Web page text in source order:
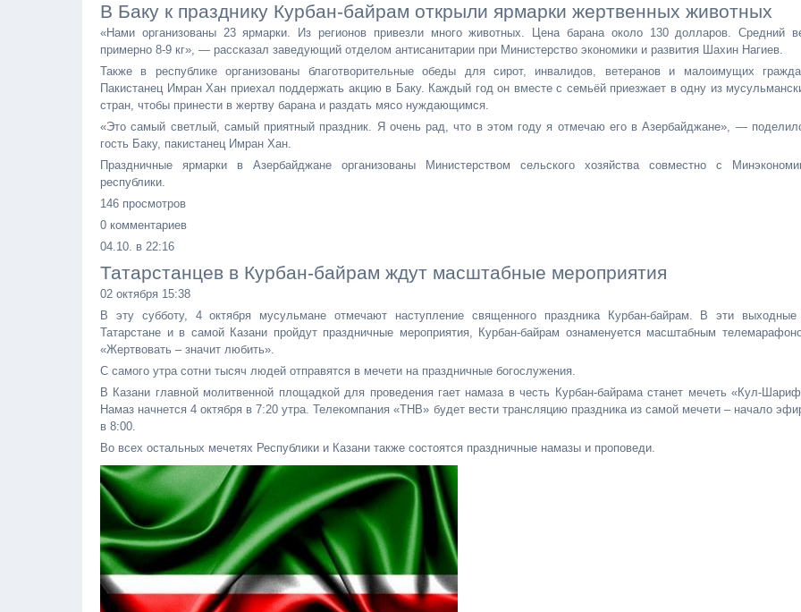
В Баку к празднику Курбан-байрам открыли ярмарки жертвенных животных
«Нами организованы 23 ярмарки. Из регионов привезли много животных. Цена барана около 130 долларов. Средний
примерно 8-9 кг», — рассказал заведующий отделом антисанитарии при Министерство экономики и развития Шахин Нагиев.
Также в республике организованы благотворительные обеды для сирот, инвалидов, ветеранов и малоимущих
Пакистанец Имран Хан приехал поддержать акцию в Баку. Каждый год он вместе с семьёй приезжает в одну из
стран, чтобы принести в жертву барана и раздать мясо нуждающимся.
«Это самый светлый, самый приятный праздник. Я очень рад, что в этом году я отмечаю его в Азербайджане», —
гость Баку, пакистанец Имран Хан.
Праздничные ярмарки в Азербайджане организованы Министерством сельского хозяйства совместно с
республики.
146 просмотров
0 комментариев
04.10. в 22:16
Татарстанцев в Курбан-байрам ждут масштабные мероприятия
02 октября 15:38
В эту субботу, 4 октября мусульмане отмечают наступление священного праздника Курбан-байрам. В эти
Татарстане и в самой Казани пройдут праздничные мероприятия, Курбан-байрам ознаменуется масштабным
«Жертвовать – значит любить».
С самого утра сотни тысяч людей отправятся в мечети на праздничные богослужения.
В Казани главной молитвенной площадкой для проведения гает намаза в честь Курбан-байрама станет мечеть «Кул-
Намаз начнется 4 октября в 7:20 утра. Телекомпания «ТНВ» будет вести трансляцию праздника из самой мечети – начало
в 8:00.
Во всех остальных мечетях Республики и Казани также состоятся праздничные намазы и проповеди.